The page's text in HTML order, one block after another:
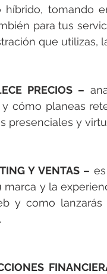
híbrido, tomando
para tus
que utilizas,
PRECIOS –
y cómo planeas
presenciales y
Y VENTAS –
marca y la
y como